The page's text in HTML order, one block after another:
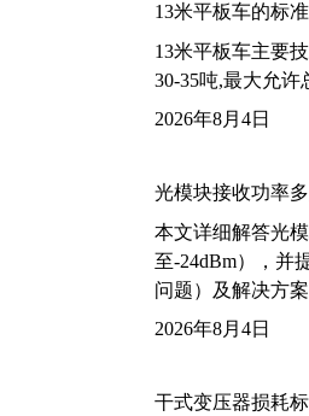
13米平板车的标
13米平板车主要
30-35吨,最大允
2026年8月4日
光模块接收功率
本文详细解答光
至-24dBm），并
问题）及解决方
2026年8月4日
干式变压器损耗